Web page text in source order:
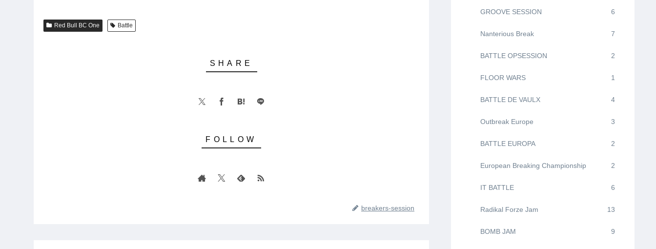
Red Bull BC One Battle
breakers-session
GROOVE SESSION 6
Nanterious Break 7
BATTLE OPSESSION 2
FLOOR WARS 1
BATTLE DE VAULX 4
Outbreak Europe 3
BATTLE EUROPA 2
European Breaking Championship 2
IT BATTLE 6
Radikal Forze Jam 13
BOMB JAM 9